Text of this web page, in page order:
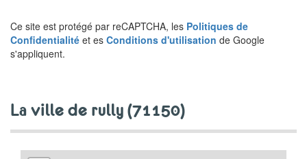
Ce site est protégé par reCAPTCHA, les Politiques de
Confidentialité et es Conditions d'utilisation de Google
s'appliquent.
la ville de rully (71150)